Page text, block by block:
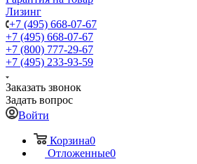
Лизинг
+7 (495) 668-07-67
+7 (495) 668-07-67
+7 (800) 777-29-67
+7 (495) 233-93-59
Заказать звонок
Задать вопрос
Войти
Корзина0
Отложенные0